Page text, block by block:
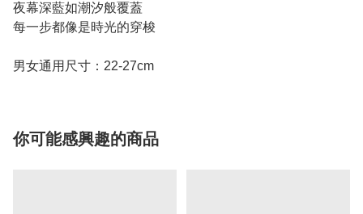
夜幕深藍如潮汐般覆蓋
每一步都像是時光的穿梭
男女通用尺寸：22-27cm
你可能感興趣的商品